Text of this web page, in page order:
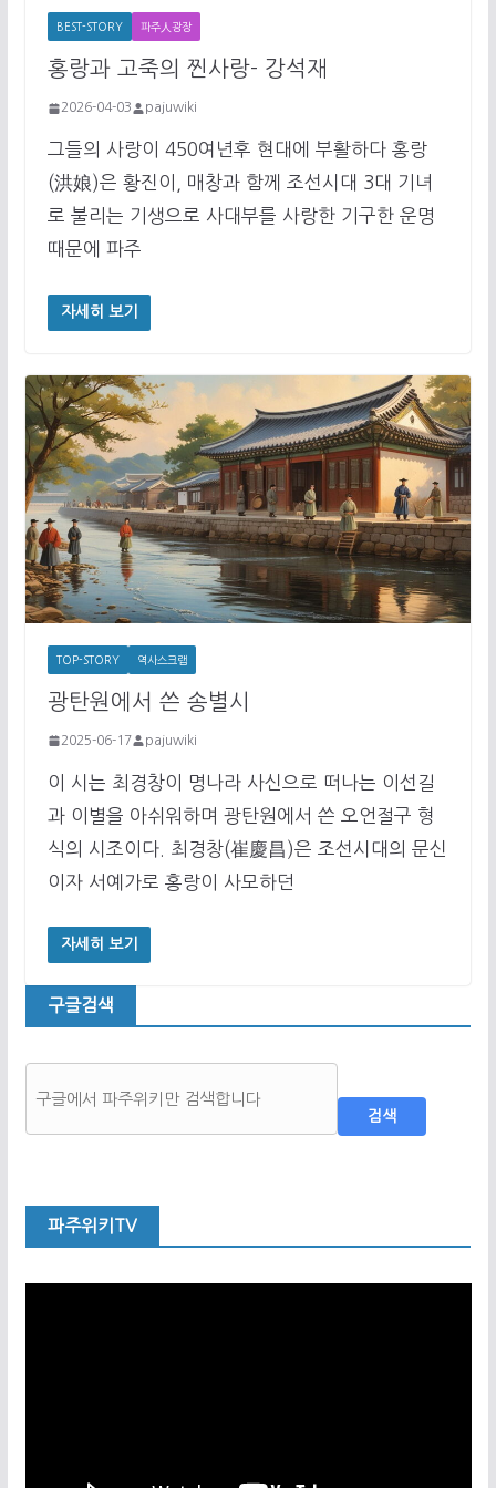
BEST-STORY 파주人광장
홍랑과 고죽의 찐사랑- 강석재
2026-04-03 pajuwiki
그들의 사랑이 450여년후 현대에 부활하다 홍랑
(洪娘)은 황진이, 매창과 함께 조선시대 3대 기녀
로 불리는 기생으로 사대부를 사랑한 기구한 운명
때문에 파주
자세히 보기
TOP-STORY 역사스크랩
광탄원에서 쓴 송별시
2025-06-17 pajuwiki
이 시는 최경창이 명나라 사신으로 떠나는 이선길
과 이별을 아쉬워하며 광탄원에서 쓴 오언절구 형
식의 시조이다. 최경창(崔慶昌)은 조선시대의 문신
이자 서예가로 홍랑이 사모하던
자세히 보기
구글검색
검색
파주위키TV